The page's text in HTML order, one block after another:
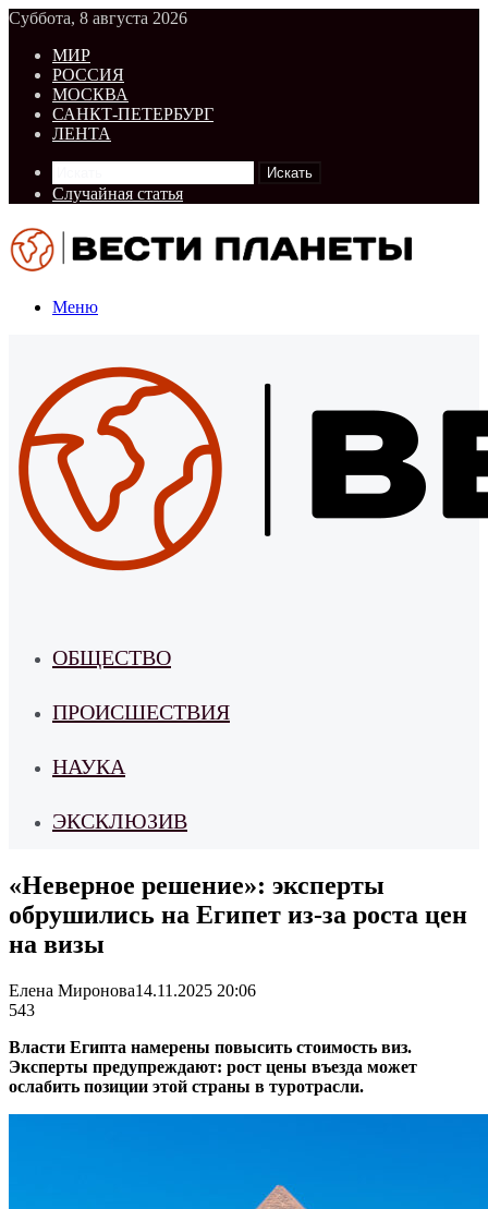
Суббота, 8 августа 2026
МИР
РОССИЯ
МОСКВА
САНКТ-ПЕТЕРБУРГ
ЛЕНТА
Искать
Случайная статья
Меню
ОБЩЕСТВО
ПРОИСШЕСТВИЯ
НАУКА
ЭКСКЛЮЗИВ
«Неверное решение»: эксперты
обрушились на Египет из-за роста цен
на визы
Елена Миронова14.11.2025 20:06
543
Власти Египта намерены повысить стоимость виз.
Эксперты предупреждают: рост цены въезда может
ослабить позиции этой страны в туротрасли.